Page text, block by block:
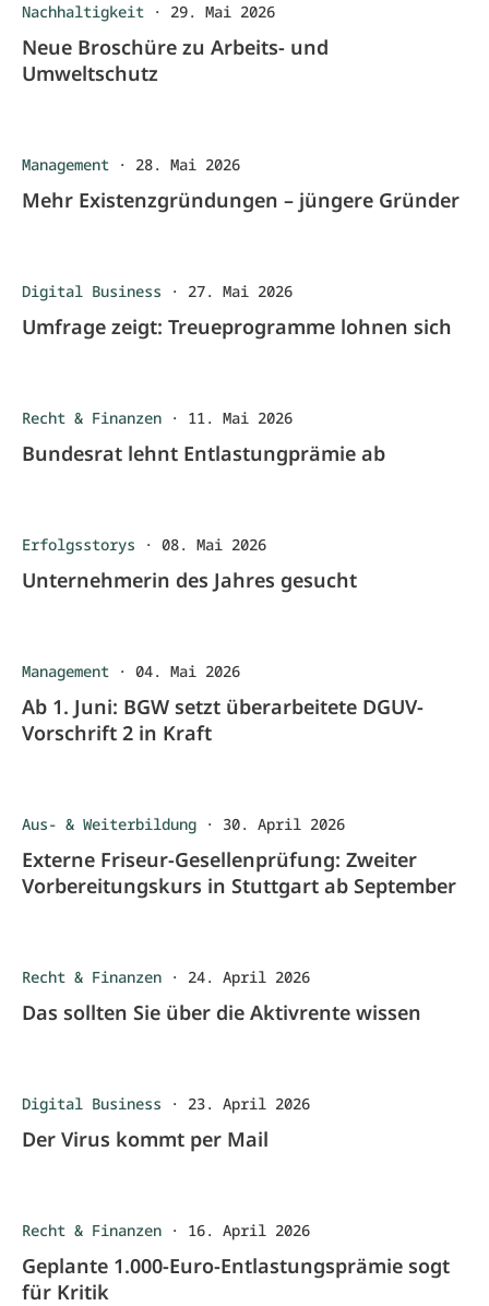
Nachhaltigkeit · 29. Mai 2026
Neue Broschüre zu Arbeits- und
Umweltschutz
Management · 28. Mai 2026
Mehr Existenzgründungen – jüngere Gründer
Digital Business · 27. Mai 2026
Umfrage zeigt: Treueprogramme lohnen sich
Recht & Finanzen · 11. Mai 2026
Bundesrat lehnt Entlastungprämie ab
Erfolgsstorys · 08. Mai 2026
Unternehmerin des Jahres gesucht
Management · 04. Mai 2026
Ab 1. Juni: BGW setzt überarbeitete DGUV-
Vorschrift 2 in Kraft
Aus- & Weiterbildung · 30. April 2026
Externe Friseur-Gesellenprüfung: Zweiter
Vorbereitungskurs in Stuttgart ab September
Recht & Finanzen · 24. April 2026
Das sollten Sie über die Aktivrente wissen
Digital Business · 23. April 2026
Der Virus kommt per Mail
Recht & Finanzen · 16. April 2026
Geplante 1.000-Euro-Entlastungsprämie sogt
für Kritik